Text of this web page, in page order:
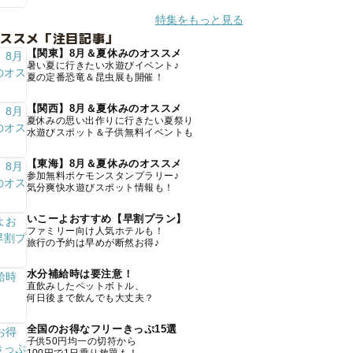
特集をもっと見る
スメ「注目記事」
【関東】8月＆夏休みのオススメ
暑い夏に行きたい水遊びイベント♪
夏の定番恐竜＆昆虫展も開催！
【関西】8月＆夏休みのオススメ
夏休みの思い出作りに行きたい夏祭り
水遊びスポット＆子供無料イベントも
【東海】8月＆夏休みのオススメ
参加無料ポケモンスタンプラリー♪
気分爽快水遊びスポット情報も！
いこーよおすすめ【早割プラン】
ファミリー向け人気ホテルも！
旅行の予約は早めが断然お得♪
水分補給時は要注意！
直飲みしたペットボトル、
何日後まで飲んでも大丈夫？
全国のお得なフリーきっぷ15選
子供50円均一の切符から